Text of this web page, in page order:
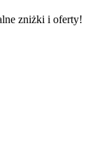
zniżki i oferty!